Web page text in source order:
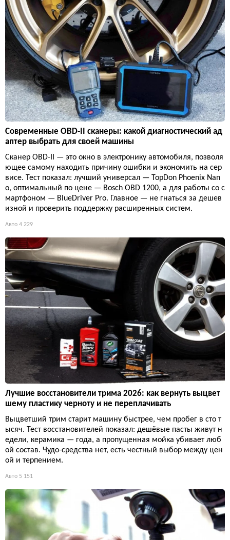
Современные OBD-II сканеры: какой диагностический ад
аптер выбрать для своей машины
Сканер OBD-II — это окно в электронику автомобиля, позволя
ющее самому находить причину ошибки и экономить на сер
висе. Тест показал: лучший универсал — TopDon Phoenix Nan
o, оптимальный по цене — Bosch OBD 1200, а для работы со с
мартфоном — BlueDriver Pro. Главное — не гнаться за дешев
изной и проверить поддержку расширенных систем.
Авто 4 229
Лучшие восстановители трима 2026: как вернуть выцвет
шему пластику черноту и не переплачивать
Выцветший трим старит машину быстрее, чем пробег в сто т
ысяч. Тест восстановителей показал: дешёвые пасты живут н
едели, керамика — года, а пропущенная мойка убивает люб
ой состав. Чудо-средства нет, есть честный выбор между цен
ой и терпением.
Авто 5 151